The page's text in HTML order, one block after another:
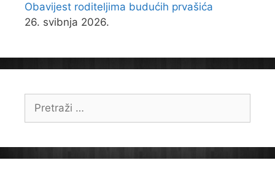
Obavijest roditeljima budućih prvašića
26. svibnja 2026.
Pretraži: